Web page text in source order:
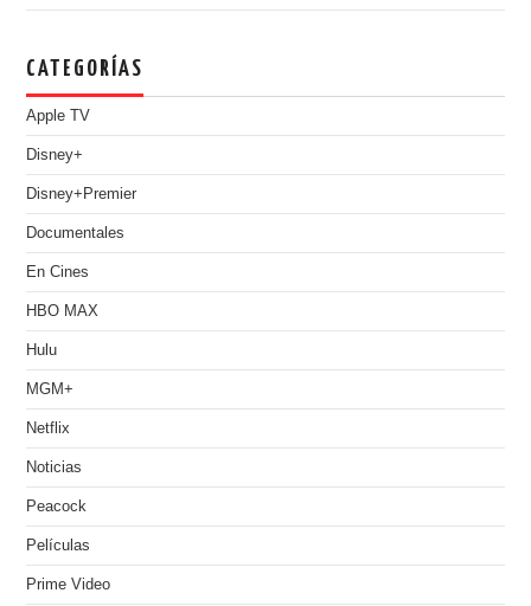
CATEGORÍAS
Apple TV
Disney+
Disney+Premier
Documentales
En Cines
HBO MAX
Hulu
MGM+
Netflix
Noticias
Peacock
Películas
Prime Video